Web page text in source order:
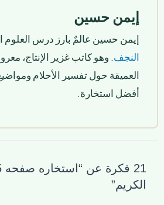
إيمن حسين
إيمن حسين عالمٌ بارز درس العلوم
النجف. وهو كاتب غزير الإنتاج،
العميقة حول تفسير الأحلام
أفضل استخارة.
الكريم”